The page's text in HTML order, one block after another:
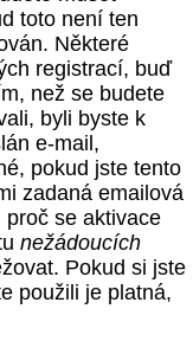
toto není ten
Některé
registrací, buď
než se budete
byli byste k
e-mail,
pokud jste tento
zadaná emailová
se aktivace
nežádoucích
Pokud si jste
použili je platná,